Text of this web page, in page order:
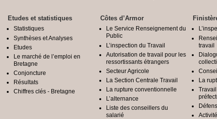
Etudes et statistiques
Statistiques
Synthèses et Analyses
Etudes
Le marché de l’emploi en
Bretagne
Conjoncture
Résultats
Chiffres clés - Bretagne
Côtes d’Armor
Le Service Renseignement du
Public
L’inspection du Travail
Autorisation de travail pour les
ressortissants étrangers
Secteur Agricole
La Section Centrale Travail
La rupture conventionnelle
L’alternance
Liste des conseillers du
salarié
travail
La